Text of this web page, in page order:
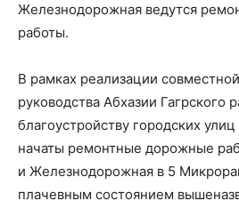
Железнодорожная ведутся
работы.
В рамках реализации
руководства Абхазии Гагрского
благоустройству городских
начаты ремонтные дорожные
и Железнодорожная в 5
плачевным состоянием